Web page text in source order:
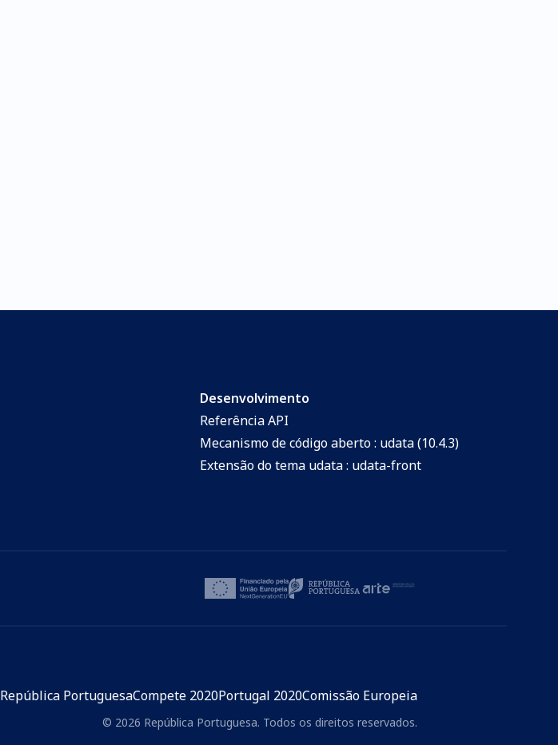
Desenvolvimento
Referência API
Mecanismo de código aberto : udata (10.4.3)
Extensão do tema udata : udata-front
República PortuguesaCompete 2020Portugal 2020Comissão Europeia
© 2026 República Portuguesa. Todos os direitos reservados.